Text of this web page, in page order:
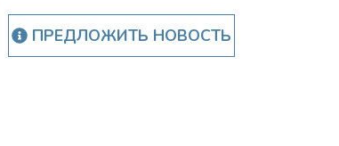
ПРЕДЛОЖИТЬ НОВОСТЬ